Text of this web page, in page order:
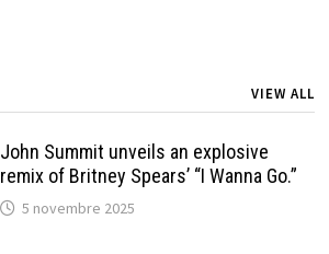
VIEW ALL
John Summit unveils an explosive
remix of Britney Spears’ “I Wanna Go.”
5 novembre 2025